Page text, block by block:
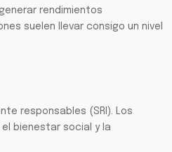
rendimientos
suelen llevar consigo un nivel
responsables (SRI). Los
bienestar social y la